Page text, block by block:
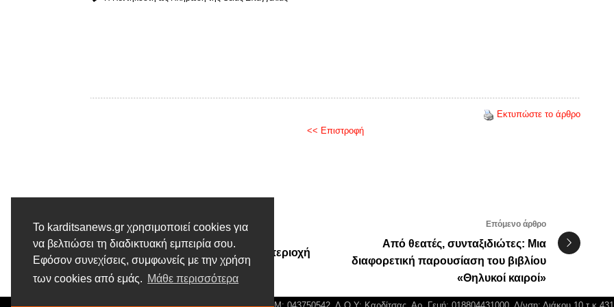
Το karditsanews.gr χρησιμοποιεί cookies για
να βελτιώσει τη διαδικτυακή εμπειρία σου.
Εφόσον συνεχίσεις, συμφωνείς με την χρήση
των cookies από εμάς. Μάθε περισσότερα
Εκτυπώστε το άρθρο
<< Επιστροφή
Προηγούμενο άρθρο
Τριήμερο στην παραλίμνια περιοχή
της Τ.Κ. Καστανιάς
Επόμενο άρθρο
Από θεατές, συνταξιδιώτες: Μια
διαφορετική παρουσίαση του βιβλίου
«Θηλυκοί καιροί»